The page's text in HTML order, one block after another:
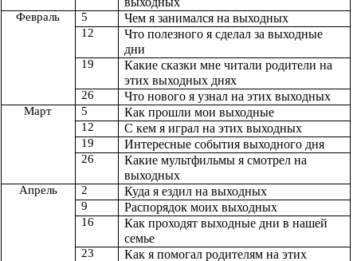
Февраль 5 Чем я занимался на выходных
12
Что полезного я сделал за выходные
дни
19
Какие сказки мне читали родители на
этих выходных днях
26 Что нового я узнал на этих выходных
Март 5 Как прошли мои выходные
12 С кем я играл на этих выходных
19 Интересные события выходного дня
26
Какие мультфильмы я смотрел на
выходных
Апрель 2 Куда я ездил на выходных
9 Распорядок моих выходных
16
Как проходят выходные дни в нашей
семье
23
Как я помогал родителям на этих